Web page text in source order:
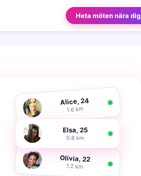
Heta möten nära dig
Alice, 24
1.6 km
Elsa, 25
0.8 km
Olivia, 22
1.2 km